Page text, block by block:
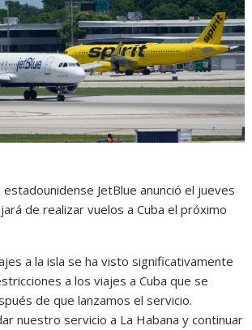
estadounidense JetBlue anunció el jueves
de realizar vuelos a Cuba el próximo
a la isla se ha visto significativamente
a los viajes a Cuba que se
de que lanzamos el servicio.
nuestro servicio a La Habana y continuar